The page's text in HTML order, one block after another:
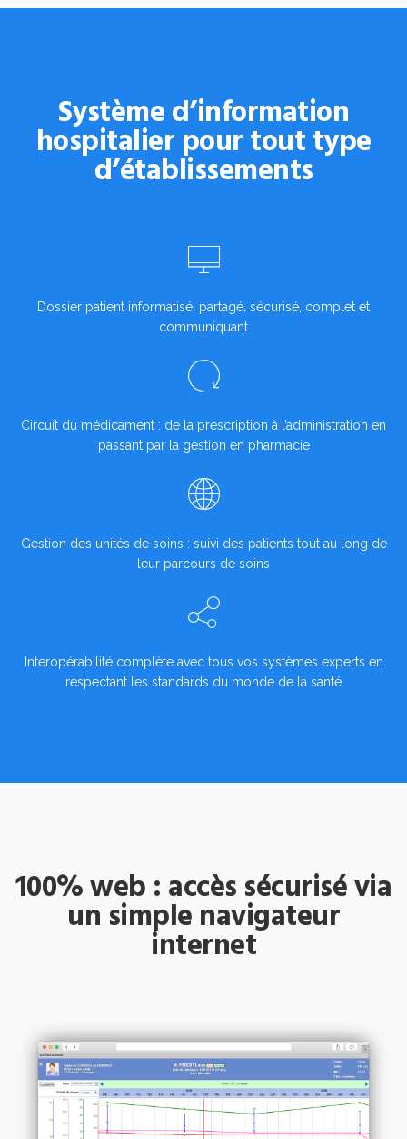
Système d’information
hospitalier pour tout type
d’établissements
Dossier patient informatisé, partagé, sécurisé, complet et
communiquant
Circuit du médicament : de la prescription à l’administration en
passant par la gestion en pharmacie
Gestion des unités de soins : suivi des patients tout au long de
leur parcours de soins
Interopérabilité complète avec tous vos systèmes experts en
respectant les standards du monde de la santé
100% web : accès sécurisé via
un simple navigateur
internet